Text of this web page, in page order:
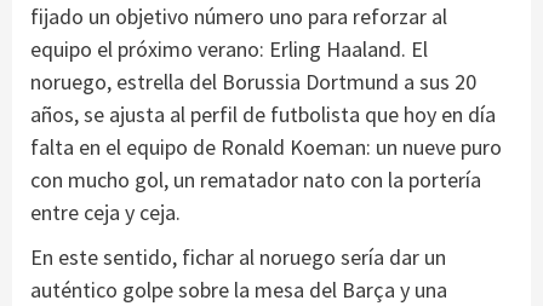
fijado un objetivo número uno para reforzar al
equipo el próximo verano: Erling Haaland. El
noruego, estrella del Borussia Dortmund a sus 20
años, se ajusta al perfil de futbolista que hoy en día
falta en el equipo de Ronald Koeman: un nueve puro
con mucho gol, un rematador nato con la portería
entre ceja y ceja.
En este sentido, fichar al noruego sería dar un
auténtico golpe sobre la mesa del Barça y una